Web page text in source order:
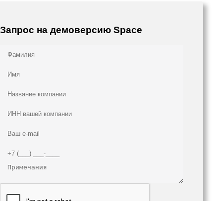
Запрос на демоверсию Space